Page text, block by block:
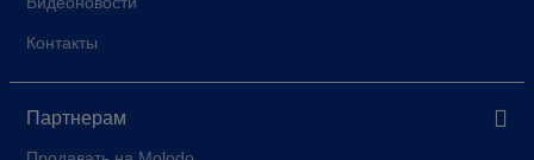
Контакты
Партнерам